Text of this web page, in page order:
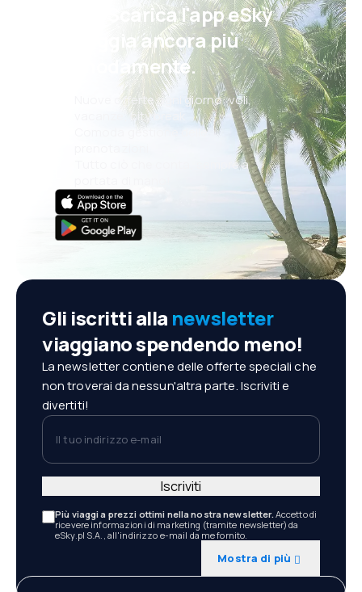
Psst! Scarica l'app eSky
e viaggia ancora più
comodamente.
Nuove offerte ogni giorno: voli,
vacanze, city break
Comoda gestione delle
Tutto ciò che conta, sempre a
Gli iscritti alla newsletter
viaggiano spendendo meno!
La newsletter contiene delle offerte speciali che
non troverai da nessun'altra parte. Iscriviti e
divertiti!
Il tuo indirizzo e-mail
Più viaggi a prezzi ottimi nella nostra newsletter. Accetto di
ricevere informazioni di marketing (tramite newsletter) da
eSky.pl S.A., all'indirizzo e-mail da me fornito.
Mostra di più
Iscriviti